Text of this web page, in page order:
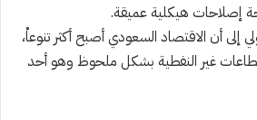
إصلاحات هيكلية عميقة.
إلى أن الاقتصاد السعودي أصبح أكثر تنوعاْ،
غير النفطية بشكل ملحوظ وهو أحد